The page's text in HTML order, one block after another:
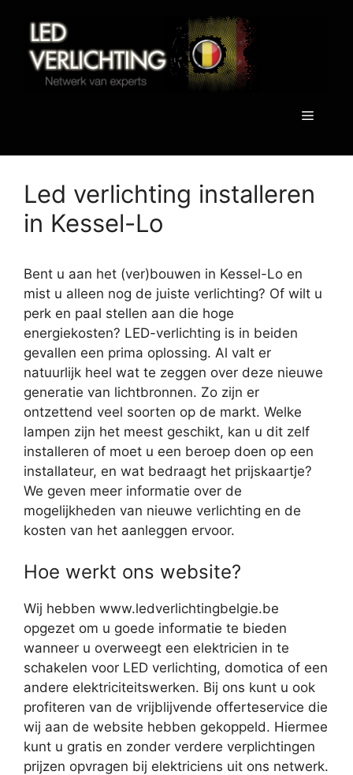
inhoud
Menu
Led verlichting installeren
in Kessel-Lo
Bent u aan het (ver)bouwen in Kessel-Lo en
mist u alleen nog de juiste verlichting? Of wilt u
perk en paal stellen aan die hoge
energiekosten? LED-verlichting is in beiden
gevallen een prima oplossing. Al valt er
natuurlijk heel wat te zeggen over deze nieuwe
generatie van lichtbronnen. Zo zijn er
ontzettend veel soorten op de markt. Welke
lampen zijn het meest geschikt, kan u dit zelf
installeren of moet u een beroep doen op een
installateur, en wat bedraagt het prijskaartje?
We geven meer informatie over de
mogelijkheden van nieuwe verlichting en de
kosten van het aanleggen ervoor.
Hoe werkt ons website?
Wij hebben www.ledverlichtingbelgie.be
opgezet om u goede informatie te bieden
wanneer u overweegt een elektricien in te
schakelen voor LED verlichting, domotica of een
andere elektriciteitswerken. Bij ons kunt u ook
profiteren van de vrijblijvende offerteservice die
wij aan de website hebben gekoppeld. Hiermee
kunt u gratis en zonder verdere verplichtingen
prijzen opvragen bij elektriciens uit ons netwerk.